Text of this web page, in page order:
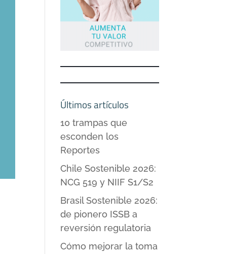
Últimos artículos
10 trampas que
esconden los
Reportes
Chile Sostenible 2026:
NCG 519 y NIIF S1/S2
Brasil Sostenible 2026:
de pionero ISSB a
reversión regulatoria
Cómo mejorar la toma